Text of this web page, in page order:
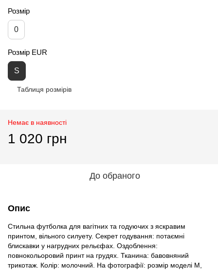
Розмір
0
Розмір EUR
S
Таблиця розмірів
Немає в наявності
1 020 грн
До обраного
Опис
Стильна футболка для вагітних та годуючих з яскравим
принтом, вільного силуету. Секрет годування: потаємні
блискавки у нагрудних рельєфах. Оздоблення:
повнокольоровий принт на грудях. Тканина: бавовняний
трикотаж. Колір: молочний. На фотографії: розмір моделі М,